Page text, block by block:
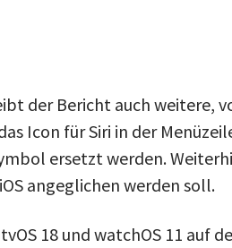
der Bericht auch weitere,
Icon für Siri in der
ersetzt werden.
angeglichen werden soll.
18 und watchOS 11 auf